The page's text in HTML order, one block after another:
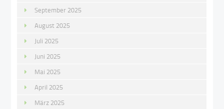
September 2025
August 2025
Juli 2025
Juni 2025
Mai 2025
April 2025
März 2025